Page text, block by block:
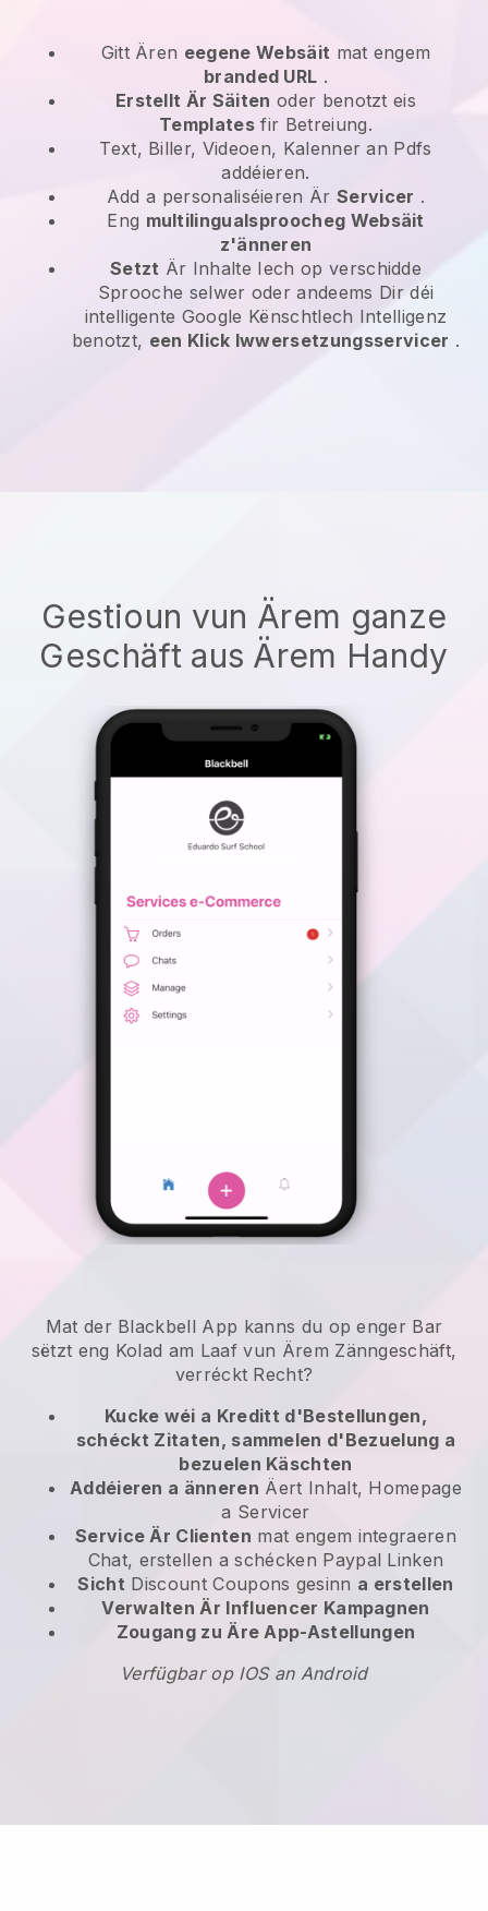
Gitt Ären eegene Websäit mat engem
branded URL .
Erstellt Är Säiten oder benotzt eis
Templates fir Betreiung.
Text, Biller, Videoen, Kalenner an Pdfs
addéieren.
Add a personaliséieren ÄrServicer .
Eng multilingualsproocheg Websäit
z'änneren
Setzt Är Inhalte Iech op verschidde
Sprooche selwer oder andeems Dir déi
intelligente Google Kënschtlech Intelligenz
benotzt, een Klick Iwwersetzungsservicer .
Gestioun vun Ärem ganze
Geschäft aus Ärem Handy
Mat der Blackbell App kanns du op enger Bar
sëtzt eng Kolad am Laaf vun Ärem Zänngeschäft,
verréckt Recht?
Kucke wéi a Kreditt d'Bestellungen,
schéckt Zitaten, sammelen d'Bezuelung a
bezuelen Käschten
Addéieren a änneren Äert Inhalt, Homepage
a Servicer
Service Är Clienten mat engem integraeren
Chat, erstellen a schécken Paypal Linken
Sicht Discount Coupons gesinn a erstellen
Verwalten Är Influencer Kampagnen
Zougang zu Äre App-Astellungen
Verfügbar op IOS an Android